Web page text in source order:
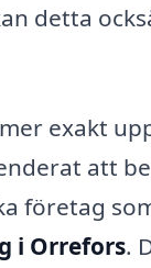
detta
exakt
att
företag
i Orrefors.